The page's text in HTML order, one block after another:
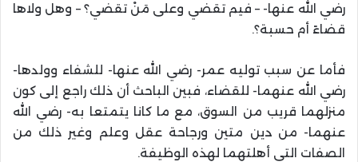
رضي الله عنها- – فيم تقضي وعلى مَنْ تقضي؟ – وهل ولاها
قضاءً أم حسبة؟.
فأما عن سبب توليه عمر- رضي الله عنها- للشفاء وولدها-
رضي الله عنهما- للقضاء، فبين الباحث أن ذلك راجع إلى كون
منزلهما قريب من السوق، مع ما كانا يتمتعا به- رضي الله
عنهما- من دين متين ورجاحة عقل وعلم وغير ذلك من
الصفات التي أهلتهما لهذه الوظيفة.